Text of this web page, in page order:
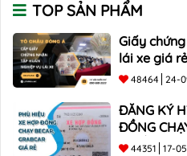
TOP SẢN PHẨM
Giấy
lái xe giá
48464 24-
ĐĂNG KÝ
ĐỒNG
NHẤT
44351 17-